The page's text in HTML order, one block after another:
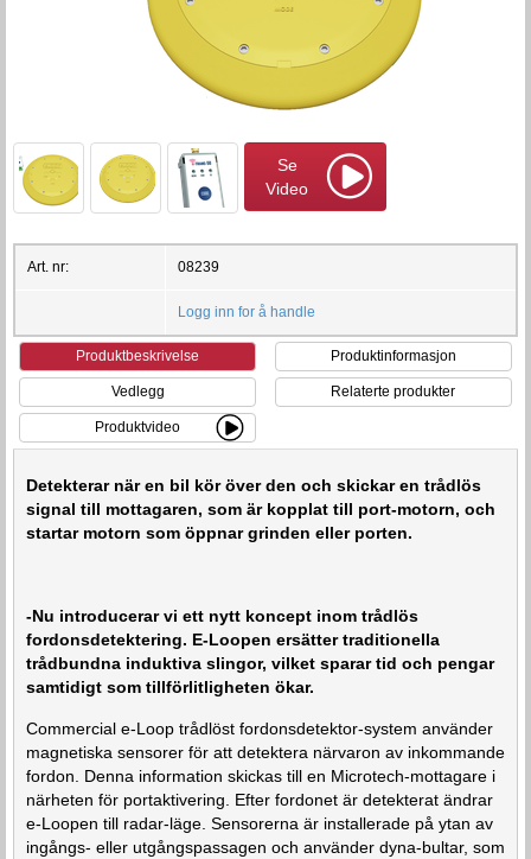
Se
Video
Art. nr: 08239
Logg inn for å handle
Produktbeskrivelse Produktinformasjon
Vedlegg Relaterte produkter
Produktvideo
Detekterar när en bil kör över den och skickar en trådlös
signal till mottagaren, som är kopplat till port-motorn, och
startar motorn som öppnar grinden eller porten.
-Nu introducerar vi ett nytt koncept inom trådlös
fordonsdetektering. E-Loopen ersätter traditionella
trådbundna induktiva slingor, vilket sparar tid och pengar
samtidigt som tillförlitligheten ökar.
Commercial e-Loop trådlöst fordonsdetektor-system använder
magnetiska sensorer för att detektera närvaron av inkommande
fordon. Denna information skickas till en Microtech-mottagare i
närheten för portaktivering. Efter fordonet är detekterat ändrar
e-Loopen till radar-läge. Sensorerna är installerade på ytan av
ingångs- eller utgångspassagen och använder dyna-bultar, som